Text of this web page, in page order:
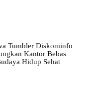
Tumbler Diskominfo
Kantor Bebas
Hidup Sehat